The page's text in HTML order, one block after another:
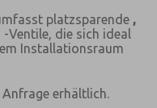
platzsparende ,
-Ventile, die sich ideal
Installationsraum
Anfrage erhältlich.